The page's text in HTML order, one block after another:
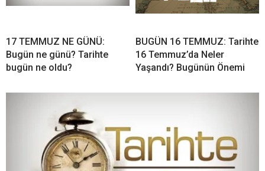
17 TEMMUZ NE GÜNÜ:
Bugün ne günü? Tarihte
bugün ne oldu?
BUGÜN 16 TEMMUZ: Tarihte
16 Temmuz’da Neler
Yaşandı? Bugünün Önemi